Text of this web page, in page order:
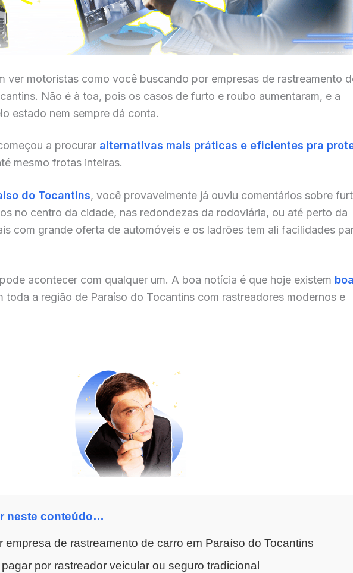
ver motoristas como você buscando por empresas de rastreamento
Não é à toa, pois os casos de furto e roubo aumentaram, e a
estado nem sempre dá conta.
a procurar alternativas mais práticas e eficientes pra
mesmo frotas inteiras.
do Tocantins, você provavelmente já ouviu comentários sobre
no centro da cidade, nas redondezas da rodoviária, ou até perto da
com grande oferta de automóveis e os ladrões tem ali facilidades
acontecer com qualquer um. A boa notícia é que hoje existem
toda a região de Paraíso do Tocantins com rastreadores modernos e
neste conteúdo…
empresa de rastreamento de carro em Paraíso do Tocantins
por rastreador veicular ou seguro tradicional